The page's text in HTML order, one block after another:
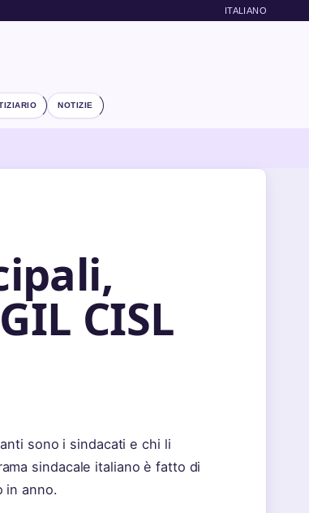
ITALIANO
NOTIZIE
CISL
sono i sindacati e chi li
sindacale italiano è fatto di
in anno.